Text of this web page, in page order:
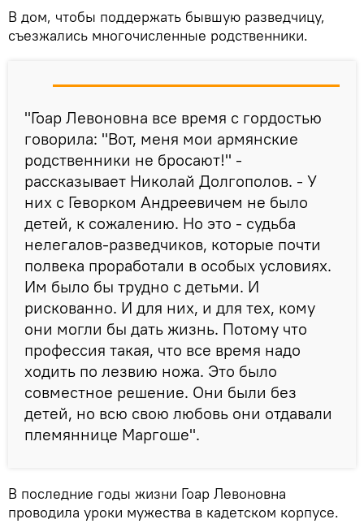
В дом, чтобы поддержать бывшую разведчицу,
съезжались многочисленные родственники.
"Гоар Левоновна все время с гордостью
говорила: "Вот, меня мои армянские
родственники не бросают!" -
рассказывает Николай Долгополов. - У
них с Геворком Андреевичем не было
детей, к сожалению. Но это - судьба
нелегалов-разведчиков, которые почти
полвека проработали в особых условиях.
Им было бы трудно с детьми. И
рискованно. И для них, и для тех, кому
они могли бы дать жизнь. Потому что
профессия такая, что все время надо
ходить по лезвию ножа. Это было
совместное решение. Они были без
детей, но всю свою любовь они отдавали
племяннице Маргоше".
В последние годы жизни Гоар Левоновна
проводила уроки мужества в кадетском корпусе.